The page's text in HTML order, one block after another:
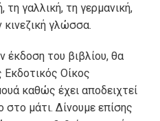
τη γαλλική, τη γερμανική,
κινεζική γλώσσα.
έκδοση του βιβλίου, θα
Εκδοτικός Οίκος
καθώς έχει αποδειχτεί
στο μάτι. Δίνουμε επίσης